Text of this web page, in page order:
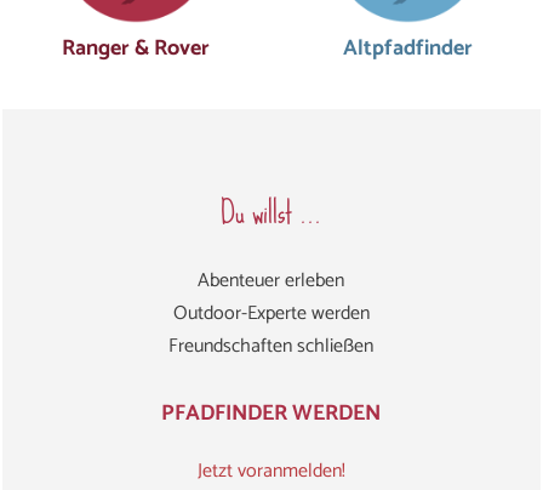
Ranger & Rover Altpfad­finder
Du willst ...
Abenteuer erleben
Outdoor-Experte werden
Freundschaften schließen
PFADFINDER WERDEN
Jetzt voranmelden!